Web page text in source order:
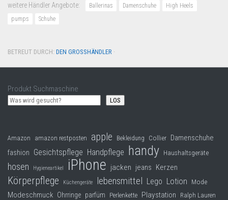
weitere Händler Angebote: Ballerinas Damenschuhe
High Heels
pumps
Schuhe
BETREUT DURCH: DEN GROSSHÄNDLER ·
Produkt Suchmaschine
LOS
Amazon amazon restposten apple Bekleidung Collier Damenschuhe
fashion Gesichtspflege Handpflege handy Haushaltsgeräte
hosen Hygieneartikel iPhone jacken jeans Kerzen
Körperpflege Küchengeräte lebensmittel Lego Lotion Mode
Modeschmuck Ohrringe parfüm Perlenkette Playstation Ralph Lauren